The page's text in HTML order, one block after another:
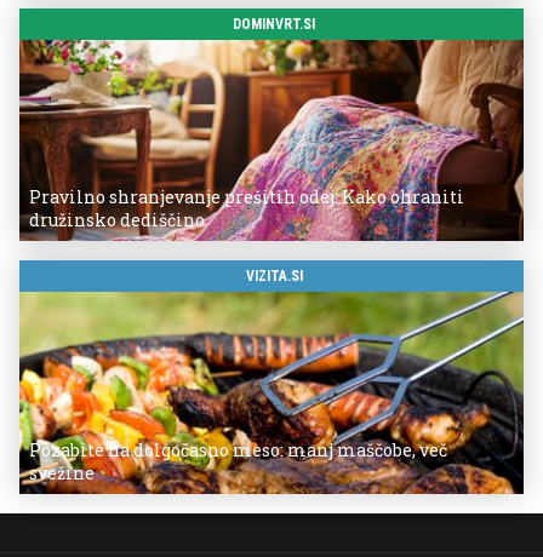
DOMINVRT.SI
Pravilno shranjevanje prešitih odej: Kako ohraniti
družinsko dediščino
VIZITA.SI
Pozabite na dolgočasno meso: manj maščobe, več
svežine